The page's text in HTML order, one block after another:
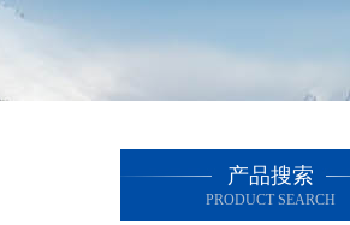
产品搜索
PRODUCT SEARCH